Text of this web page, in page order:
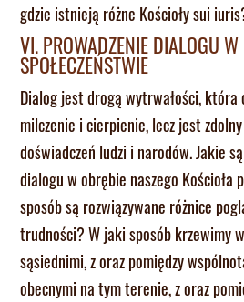
gdzie istnieją różne Kościoły sui
VI. PROWADZENIE DIALOGU W
SPOŁECZEŃSTWIE
Dialog jest drogą wytrwałości, która
milczenie i cierpienie, lecz jest
doświadczeń ludzi i narodów. Jakie
dialogu w obrębie naszego
sposób są rozwiązywane różnice
trudności? W jaki sposób krzewimy
sąsiednimi, z oraz pomiędzy
obecnymi na tym terenie, z oraz